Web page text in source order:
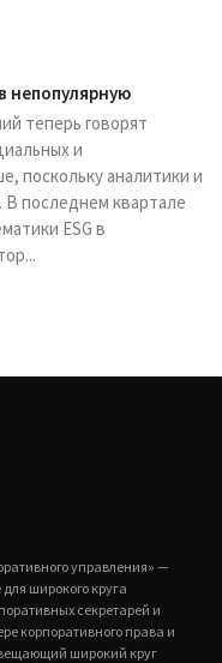
непопулярную
теперь говорят
и
поскольку аналитики и
последнем квартале
ESG в
управления» —
широкого круга
секретарей и
корпоративного права и
широкий круг